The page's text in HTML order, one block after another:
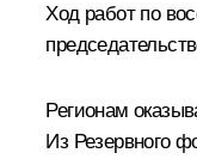
Ход работ по
Регионам
Из Резервного